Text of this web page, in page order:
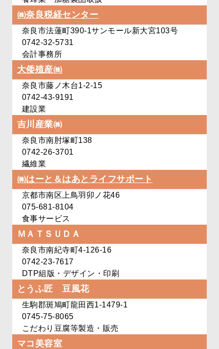
㈱奈良税経センター
奈良市法蓮町390-1サンモール新大宮103号
0742-32-5731
会計事務所
大倭殖産㈱
奈良市藤ノ木台1-2-15
0742-43-9191
建設業
吉川産業㈱
奈良市南肘塚町138
0742-26-3701
繊維業
㈱はーと＆はあと ライフサポート
京都市南区上鳥羽卯ノ花46
075-681-8104
食事サービス
ＭＡＴＳＵＤＡ
奈良市南紀寺町4-126-16
0742-23-7617
DTP組版・デザイン・印刷
とうふ匠 豆風花
生駒郡斑鳩町龍田西1-1479-1
0745-75-8065
こだわり豆腐等製造・販売
マコ美容室